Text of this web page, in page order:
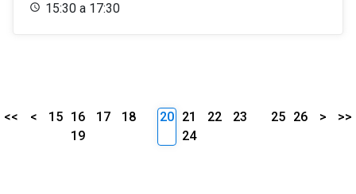
15:30 a 17:30
<< < 15 16 17
18
19
20 21 22
23
24
25 26 > >>